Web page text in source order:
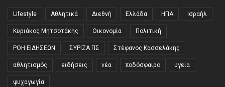
Lifestyle Αθλητικά Διεθνή Ελλάδα ΗΠΑ Ισραήλ
Κυριάκος Μητσοτάκης Οικονομία Πολιτική
ΡΟΗ ΕΙΔΗΣΕΩΝ ΣΥΡΙΖΑ ΠΣ Στέφανος Κασσελάκης
αθλητισμός ειδήσεις νέα ποδόσφαιρο υγεία
ψυχαγωγία